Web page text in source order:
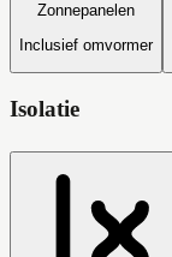
Zonnepanelen
Inclusief omvormer
Isolatie